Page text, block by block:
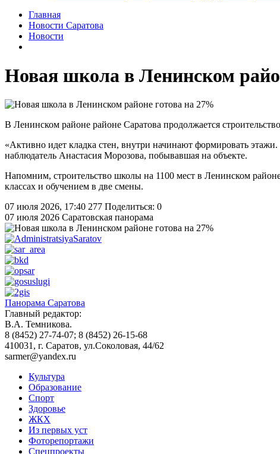
Главная
Новости Саратова
Новости
Новая школа в Ленинском
В Ленинском районе районе Саратова продолжается
«Активно идет кладка стен, внутри начинают формировать
наблюдатель Анастасия Морозова, побывавшая на объекте.
Напомним, строительство школы на 1100 мест в Ленинском
классах и обучением в две смены.
07 июля 2026, 17:40 277 Поделиться: 0
07 июля 2026 Саратовская панорама
Панорама Саратова
Главный редактор:
В.А. Темникова.
8 (8452) 27-74-07; 8 (8452) 26-15-68
410031, г. Саратов, ул.Соколовая, 44/62
sarmer@yandex.ru
Культура
Образование
Спорт
Здоровье
ЖКХ
Из пеpвых уст
Фоторепортажи
Спецпроекты